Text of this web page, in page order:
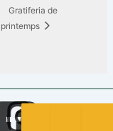
Gratiferia de
printemps